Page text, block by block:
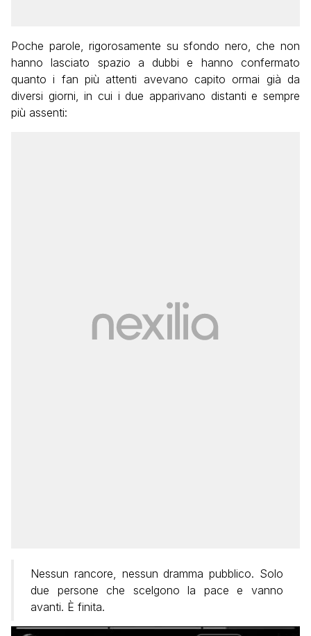
Poche parole, rigorosamente su sfondo nero, che non
hanno lasciato spazio a dubbi e hanno confermato
quanto i fan più attenti avevano capito ormai già da
diversi giorni, in cui i due apparivano distanti e sempre
più assenti:
Nessun rancore, nessun dramma pubblico. Solo
due persone che scelgono la pace e vanno
avanti. È finita.